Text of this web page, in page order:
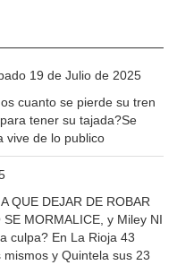
19 de Julio de 2025
cuanto se pierde su tren
tener su tajada?Se
vive de lo publico
QUE DEJAR DE ROBAR
SE MORMALICE, y Miley NI
culpa? En La Rioja 43
y Quintela sus 23